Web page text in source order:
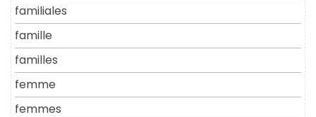
familiales
famille
familles
femme
femmes